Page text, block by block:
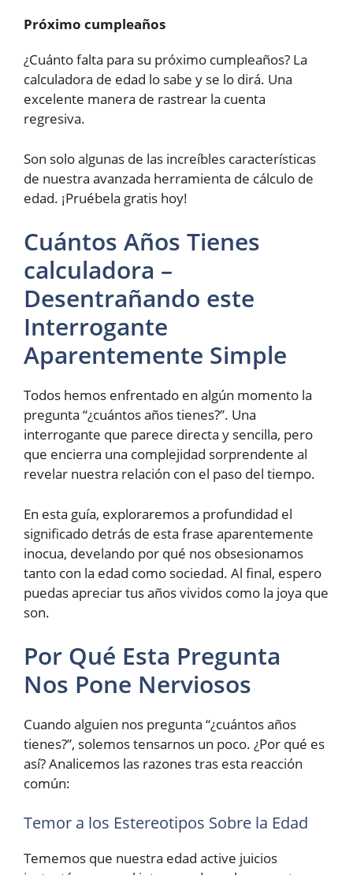
Próximo cumpleaños
¿Cuánto falta para su próximo cumpleaños? La
calculadora de edad lo sabe y se lo dirá. Una
excelente manera de rastrear la cuenta
regresiva.
Son solo algunas de las increíbles características
de nuestra avanzada herramienta de cálculo de
edad. ¡Pruébela gratis hoy!
Cuántos Años Tienes
calculadora –
Desentrañando este
Interrogante
Aparentemente Simple
Todos hemos enfrentado en algún momento la
pregunta “¿cuántos años tienes?”. Una
interrogante que parece directa y sencilla, pero
que encierra una complejidad sorprendente al
revelar nuestra relación con el paso del tiempo.
En esta guía, exploraremos a profundidad el
significado detrás de esta frase aparentemente
inocua, develando por qué nos obsesionamos
tanto con la edad como sociedad. Al final, espero
puedas apreciar tus años vividos como la joya que
son.
Por Qué Esta Pregunta
Nos Pone Nerviosos
Cuando alguien nos pregunta “¿cuántos años
tienes?”, solemos tensarnos un poco. ¿Por qué es
así? Analicemos las razones tras esta reacción
común:
Temor a los Estereotipos Sobre la Edad
Tememos que nuestra edad active juicios